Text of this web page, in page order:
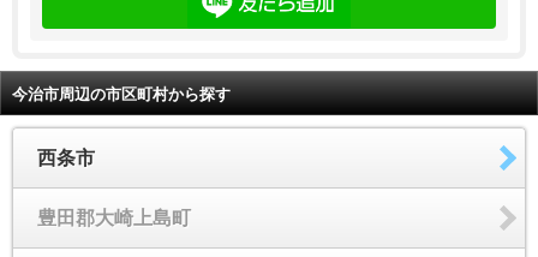
今治市周辺の市区町村から探す
西条市
豊田郡大崎上島町